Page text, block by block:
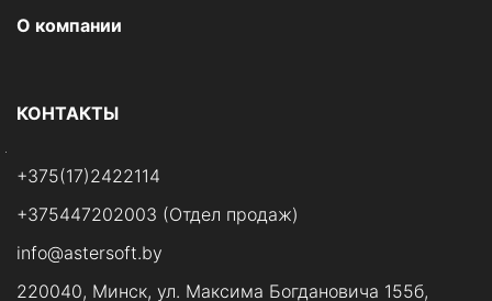
О компании
КОНТАКТЫ
+375(17)2422114
+375447202003 (Отдел продаж)
info@astersoft.by
220040, Минск, ул. Максима Богдановича 155б,